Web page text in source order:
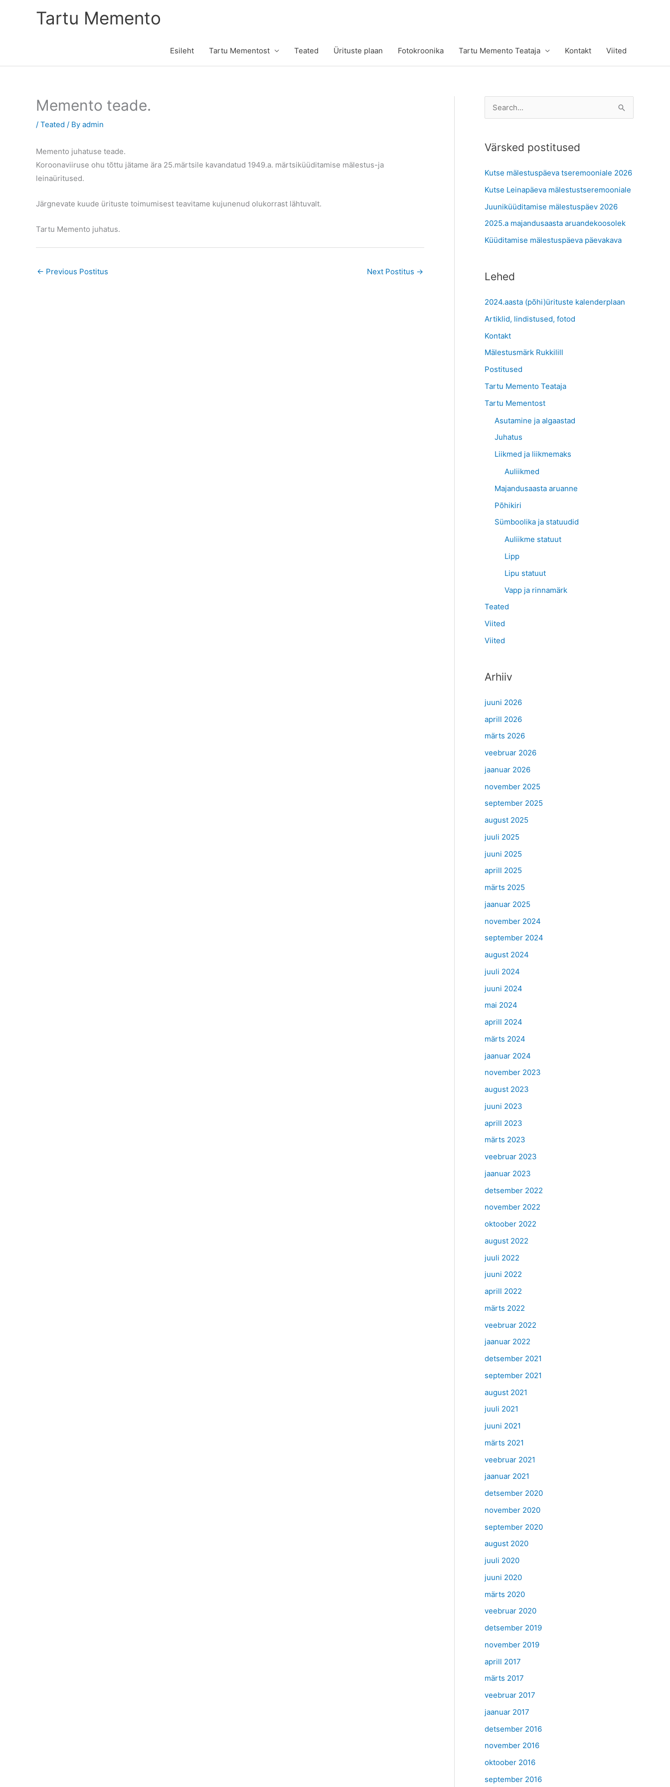
Tartu Memento
Esileht Tartu Mementost Teated Ürituste plaan Fotokroonika Tartu Memento Teataja Kontakt Viited
Memento teade.
/ Teated / By admin
Memento juhatuse teade.
Koroonaviiruse ohu tõttu jätame ära 25.märtsile kavandatud 1949.a. märtsiküüditamise mälestus-ja
leinaüritused.
Järgnevate kuude ürituste toimumisest teavitame kujunenud olukorrast lähtuvalt.
Tartu Memento juhatus.
← Previous Postitus Next Postitus →
e
r
h
f
o
r
:
Värsked postitused
Kutse mälestuspäeva tseremooniale 2026
Kutse Leinapäeva mälestustseremooniale
Juuniküüditamise mälestuspäev 2026
2025.a majandusaasta aruandekoosolek
Küüditamise mälestuspäeva päevakava
Lehed
2024.aasta (põhi)ürituste kalenderplaan
Artiklid, lindistused, fotod
Kontakt
Mälestusmärk Rukkilill
Postitused
Tartu Memento Teataja
Tartu Mementost
Asutamine ja algaastad
Juhatus
Liikmed ja liikmemaks
Auliikmed
Majandusaasta aruanne
Põhikiri
Sümboolika ja statuudid
Auliikme statuut
Lipp
Lipu statuut
Vapp ja rinnamärk
Teated
Viited
Viited
Arhiiv
juuni 2026
aprill 2026
märts 2026
veebruar 2026
jaanuar 2026
november 2025
september 2025
august 2025
juuli 2025
juuni 2025
aprill 2025
märts 2025
jaanuar 2025
november 2024
september 2024
august 2024
juuli 2024
juuni 2024
mai 2024
aprill 2024
märts 2024
jaanuar 2024
november 2023
august 2023
juuni 2023
aprill 2023
märts 2023
veebruar 2023
jaanuar 2023
detsember 2022
november 2022
oktoober 2022
august 2022
juuli 2022
juuni 2022
aprill 2022
märts 2022
veebruar 2022
jaanuar 2022
detsember 2021
september 2021
august 2021
juuli 2021
juuni 2021
märts 2021
veebruar 2021
jaanuar 2021
detsember 2020
november 2020
september 2020
august 2020
juuli 2020
juuni 2020
märts 2020
veebruar 2020
detsember 2019
november 2019
aprill 2017
märts 2017
veebruar 2017
jaanuar 2017
detsember 2016
november 2016
oktoober 2016
september 2016